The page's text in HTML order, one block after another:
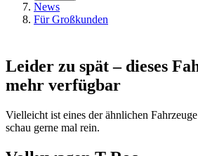
News
Für Großkunden
Leider zu spät – dieses
mehr verfügbar
Vielleicht ist eines der ähnlichen
schau gerne mal rein.